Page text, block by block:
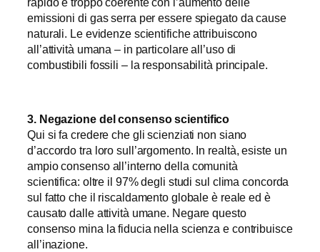
emissioni di gas serra per essere spiegato da cause
naturali. Le evidenze scientifiche attribuiscono
all’attività umana – in particolare all’uso di
combustibili fossili – la responsabilità principale.
3. Negazione del consenso scientifico
Qui si fa credere che gli scienziati non siano
d’accordo tra loro sull’argomento. In realtà, esiste un
ampio consenso all’interno della comunità
scientifica: oltre il 97% degli studi sul clima concorda
sul fatto che il riscaldamento globale è reale ed è
causato dalle attività umane. Negare questo
consenso mina la fiducia nella scienza e contribuisce
all’inazione.